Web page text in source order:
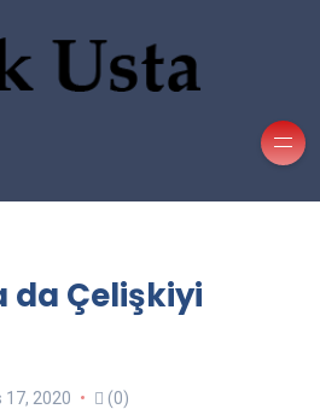
da Çelişkiyi
17, 2020 (0)